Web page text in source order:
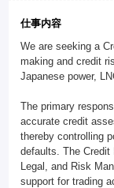
仕事内容
We are seeking a
making and credit
Japanese power,
The primary
accurate credit
thereby controlling
defaults. The
Legal, and Risk
support for trading